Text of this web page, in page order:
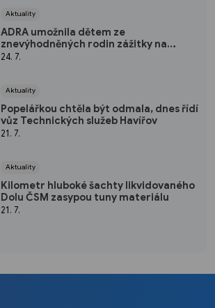
Aktuality
ADRA umožnila dětem ze
znevýhodněných rodin zážitky na
táboře
24. 7.
Aktuality
Popelářkou chtěla být odmala, dnes řídí
vůz Technických služeb Havířov
21. 7.
Aktuality
Kilometr hluboké šachty likvidovaného
Dolu ČSM zasypou tuny materiálu
21. 7.